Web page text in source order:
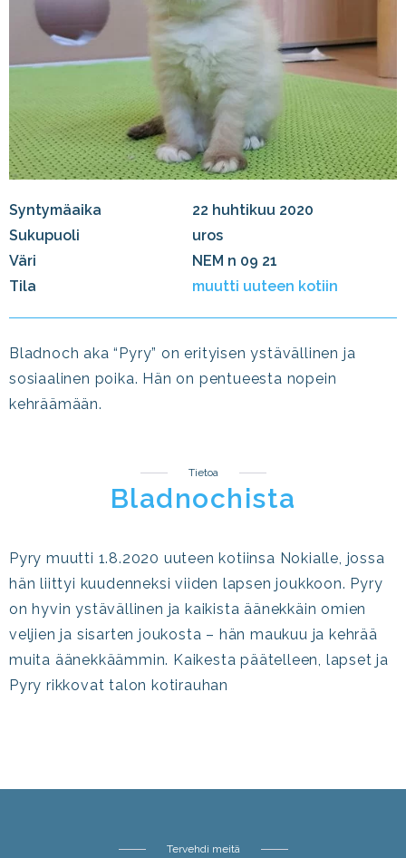
Syntymäaika
22 huhtikuu 2020
Sukupuoli
uros
Väri
NEM n 09 21
Tila
muutti uuteen kotiin
Bladnoch aka “Pyry” on erityisen ystävällinen ja
sosiaalinen poika. Hän on pentueesta nopein
kehräämään.
Tietoa
Bladnochista
Pyry muutti 1.8.2020 uuteen kotiinsa Nokialle, jossa
hän liittyi kuudenneksi viiden lapsen joukkoon. Pyry
on hyvin ystävällinen ja kaikista äänekkäin omien
veljien ja sisarten joukosta – hän maukuu ja kehrää
muita äänekkäämmin. Kaikesta päätelleen, lapset ja
Pyry rikkovat talon kotirauhan
Tervehdi meitä